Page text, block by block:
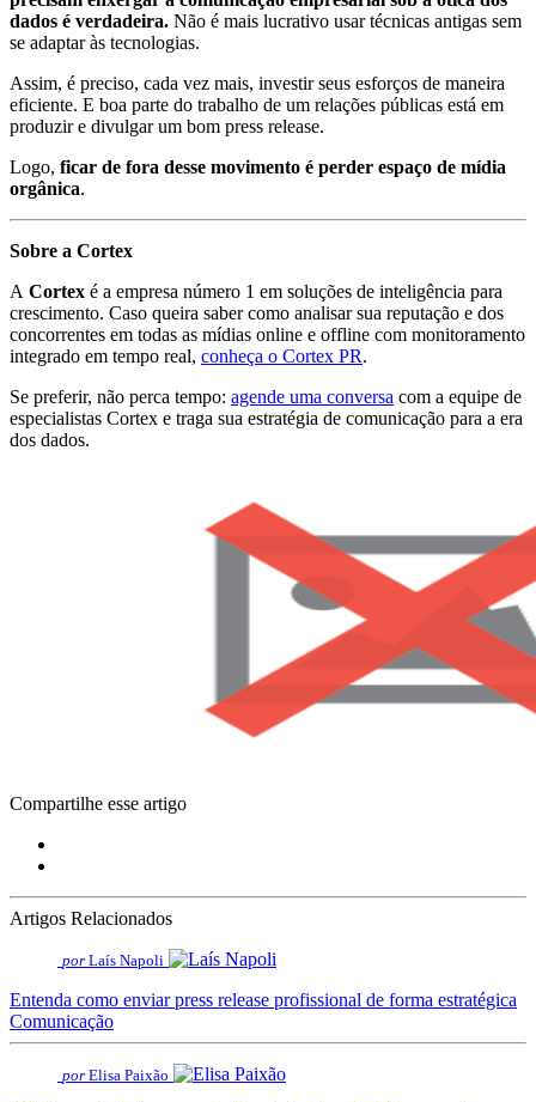
dados é verdadeira. Não é mais lucrativo usar técnicas antigas sem
se adaptar às tecnologias.
Assim, é preciso, cada vez mais, investir seus esforços de maneira
eficiente. E boa parte do trabalho de um relações públicas está em
produzir e divulgar um bom press release.
Logo, ficar de fora desse movimento é perder espaço de mídia
orgânica.
Sobre a Cortex
A Cortex é a empresa número 1 em soluções de inteligência para
crescimento. Caso queira saber como analisar sua reputação e dos
concorrentes em todas as mídias online e offline com monitoramento
integrado em tempo real, conheça o Cortex PR.
Se preferir, não perca tempo: agende uma conversa com a equipe de
especialistas Cortex e traga sua estratégia de comunicação para a era
dos dados.
Compartilhe esse artigo
Artigos Relacionados
por Laís Napoli
Entenda como enviar press release profissional de forma estratégica
Comunicação
por Elisa Paixão